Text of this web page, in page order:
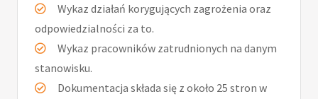
Wykaz działań korygujących zagrożenia oraz
odpowiedzialności za to.
Wykaz pracowników zatrudnionych na danym
stanowisku.
Dokumentacja składa się z około 25 stron w